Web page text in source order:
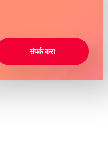
संपर्क करा